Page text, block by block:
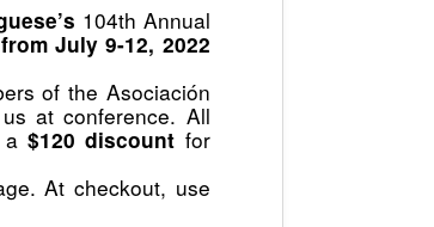
104th Annual
July 9-12, 2022
of the Asociación
at conference. All
a$120 discount for
At checkout, use